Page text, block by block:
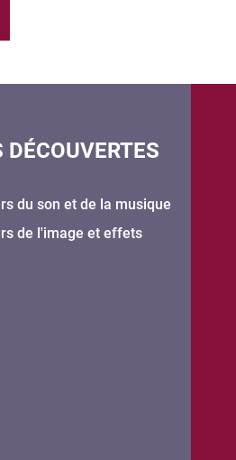
DÉCOUVERTES
du son et de la musique
de l'image et effets